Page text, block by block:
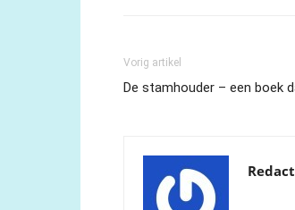
Vorig artikel
De stamhouder – een boek